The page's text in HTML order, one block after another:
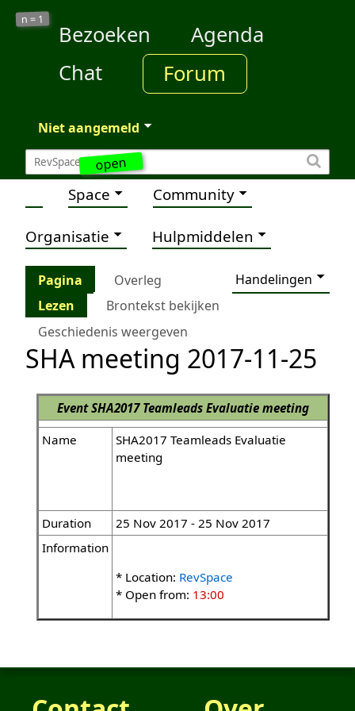
open
n = 1
Bezoeken
Agenda
Chat
Forum
Niet aangemeld
Space Community
Organisatie Hulpmiddelen
Pagina Overleg
Handelingen
Lezen
Brontekst bekijken
Geschiedenis weergeven
SHA meeting 2017-11-25
EventSHA2017 Teamleads Evaluatie meeting
Name
SHA2017 Teamleads Evaluatie
meeting
Duration
25 Nov 2017 - 25 Nov 2017
Information
* Location: RevSpace
* Open from: 13:00